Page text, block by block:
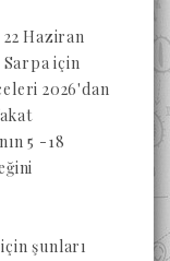
Haziran
Sarpa için
2026'dan
5 -18
şunları